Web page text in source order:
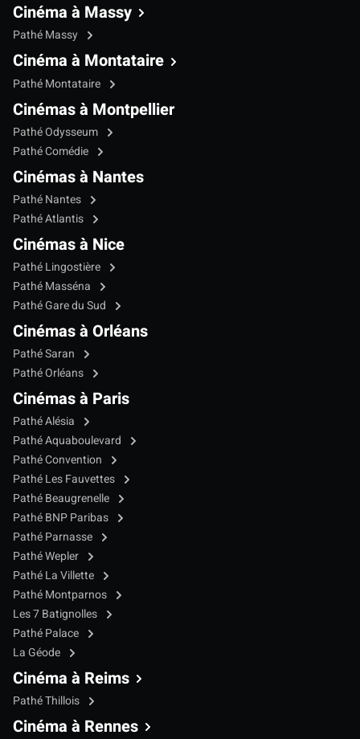
Cinéma à Massy
Pathé Massy
Cinéma à Montataire
Pathé Montataire
Cinémas à Montpellier
Pathé Odysseum
Pathé Comédie
Cinémas à Nantes
Pathé Nantes
Pathé Atlantis
Cinémas à Nice
Pathé Lingostière
Pathé Masséna
Pathé Gare du Sud
Cinémas à Orléans
Pathé Saran
Pathé Orléans
Cinémas à Paris
Pathé Alésia
Pathé Aquaboulevard
Pathé Convention
Pathé Les Fauvettes
Pathé Beaugrenelle
Pathé BNP Paribas
Pathé Parnasse
Pathé Wepler
Pathé La Villette
Pathé Montparnos
Les 7 Batignolles
Pathé Palace
La Géode
Cinéma à Reims
Pathé Thillois
Cinéma à Rennes